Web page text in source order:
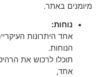
מיומנים באתר.
נוחות:
אחד היתרונות
הנוחות.
תוכלו לרכוש את
אחד,